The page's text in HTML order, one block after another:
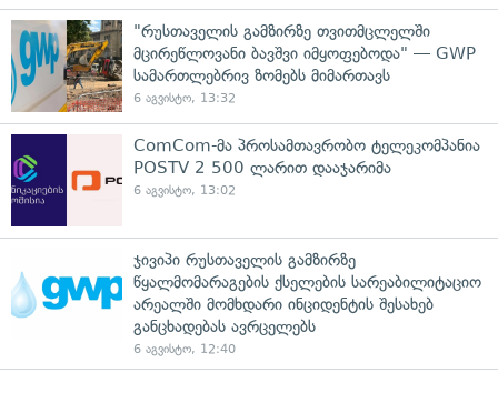
"რუსთაველის გამზირზე თვითმცლელში
მცირეწლოვანი ბავშვი იმყოფებოდა" — GWP
სამართლებრივ ზომებს მიმართავს
6 აგვისტო, 13:32
ComCom-მა პროსამთავრობო ტელეკომპანია
POSTV 2 500 ლარით დააჯარიმა
6 აგვისტო, 13:02
ჯივიპი რუსთაველის გამზირზე
წყალმომარაგების ქსელების სარეაბილიტაციო
არეალში მომხდარი ინციდენტის შესახებ
განცხადებას ავრცელებს
6 აგვისტო, 12:40